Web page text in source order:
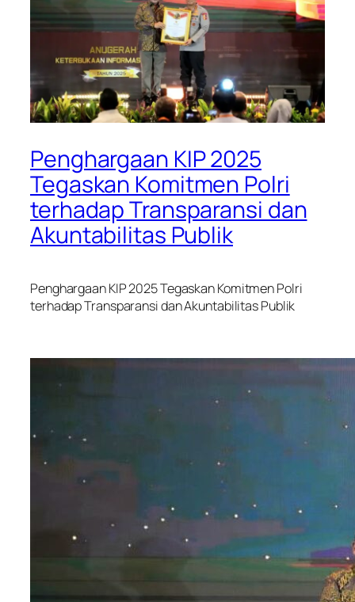
Penghargaan KIP 2025
Tegaskan Komitmen Polri
terhadap Transparansi dan
Akuntabilitas Publik
Penghargaan KIP 2025 Tegaskan Komitmen Polri
terhadap Transparansi dan Akuntabilitas Publik